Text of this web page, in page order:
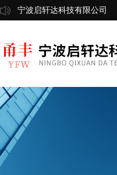
宁波启轩达科技有限公司